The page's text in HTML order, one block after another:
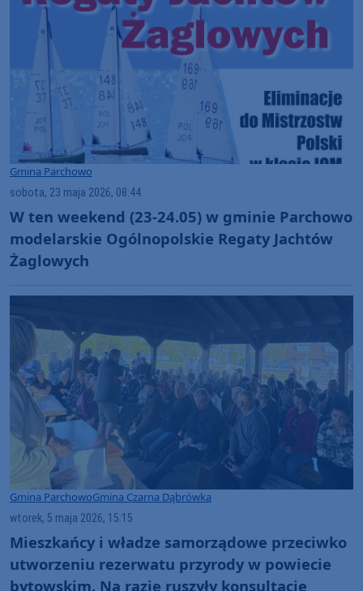
Gmina Parchowo
sobota, 23 maja 2026, 08:44
W ten weekend (23-24.05) w gminie Parchowo
modelarskie Ogólnopolskie Regaty Jachtów
Żaglowych
Gmina ParchowoGmina Czarna Dąbrówka
wtorek, 5 maja 2026, 15:15
Mieszkańcy i władze samorządowe przeciwko
utworzeniu rezerwatu przyrody w powiecie
bytowskim. Na razie ruszyły konsultacje